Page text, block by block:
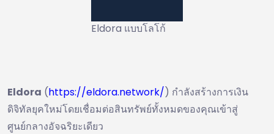
Eldora แบบโลโก้
Eldora (https://eldora.network/) กำลังสร้างการเงิน
ดิจิทัลยุคใหม่โดยเชื่อมต่อสินทรัพย์ทั้งหมดของคุณเข้าสู่
ศูนย์กลางอัจฉริยะเดียว